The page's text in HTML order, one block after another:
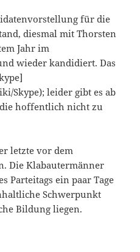
für die
diesmal mit Thorsten
Jahr im
wieder kandidiert. Das
Skype); leider gibt es ab
hoffentlich nicht zu
letzte vor dem
Die Klabautermänner
Parteitags ein paar Tage
Schwerpunkt
Bildung liegen.